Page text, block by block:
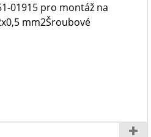
01915 pro montáž na
mm2Šroubové